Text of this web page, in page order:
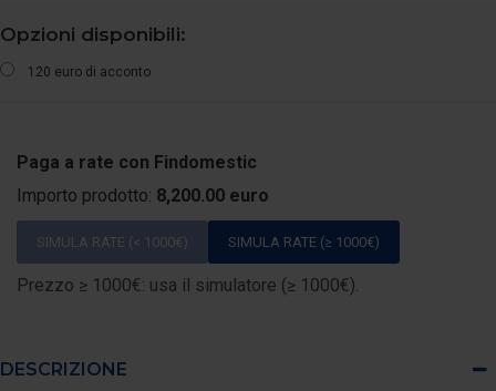
Opzioni disponibili:
120 euro di acconto
Paga a rate con Findomestic
Importo prodotto: 8,200.00 euro
SIMULA RATE (< 1000€) SIMULA RATE (≥ 1000€)
Prezzo ≥ 1000€: usa il simulatore (≥ 1000€).
DESCRIZIONE